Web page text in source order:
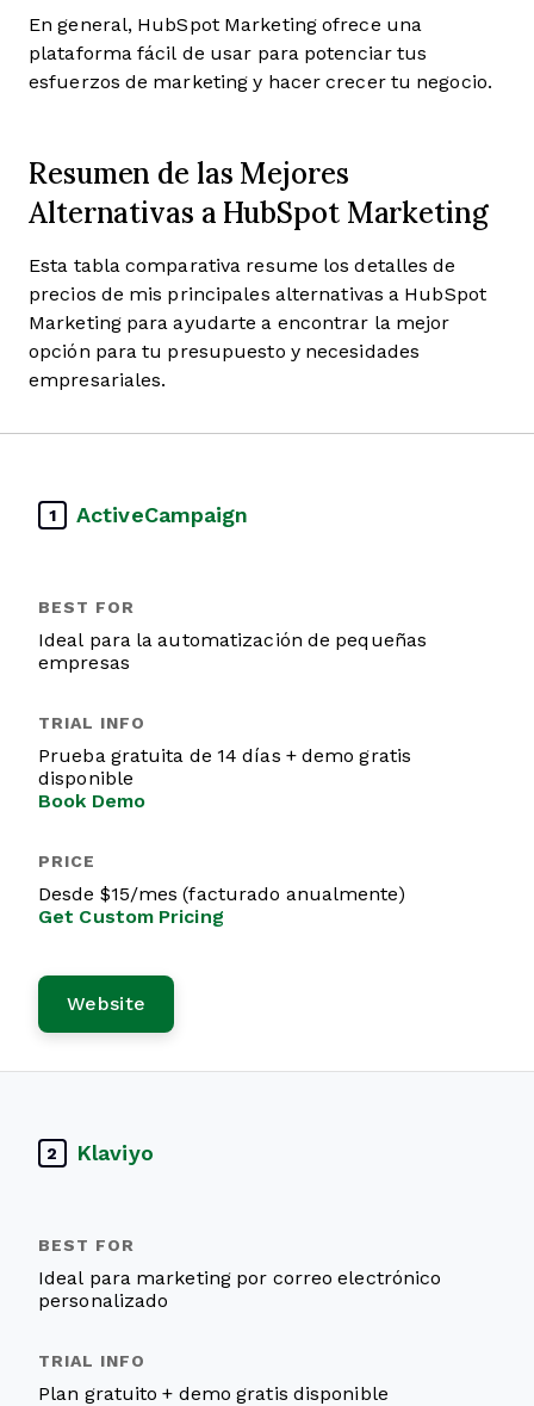
En general, HubSpot Marketing ofrece una
plataforma fácil de usar para potenciar tus
esfuerzos de marketing y hacer crecer tu negocio.
Resumen de las Mejores
Alternativas a HubSpot Marketing
Esta tabla comparativa resume los detalles de
precios de mis principales alternativas a HubSpot
Marketing para ayudarte a encontrar la mejor
opción para tu presupuesto y necesidades
empresariales.
1 ActiveCampaign
Ideal para la automatización de pequeñas
empresas
Prueba gratuita de 14 días + demo gratis
disponible
Book Demo
Desde $15/mes (facturado anualmente)
Get Custom Pricing
Website
2 Klaviyo
Ideal para marketing por correo electrónico
personalizado
Plan gratuito + demo gratis disponible